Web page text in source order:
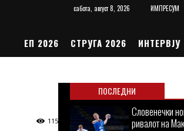
сабота, август 8, 2026 ИМПРЕСУМ
ЕП 2026 СТРУГА 2026 ИНТЕРВЈУ
115
ПОСЛЕДНИ
Словенечки
ривалот на